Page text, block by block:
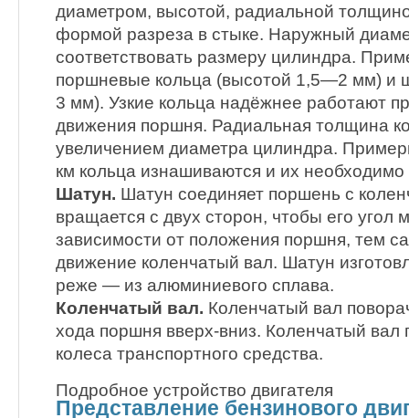
диаметром, высотой, радиальной
формой разреза в стыке. Наружный
соответствовать размеру цилиндра.
поршневые кольца (высотой 1,5—2 мм) и
3 мм). Узкие кольца надёжнее работают
движения поршня. Радиальная толщина
увеличением диаметра цилиндра.
км кольца изнашиваются и их необходимо
Шатун. Шатун соединяет поршень с
вращается с двух сторон, чтобы его угол
зависимости от положения поршня, тем
движение коленчатый вал. Шатун
реже — из алюминиевого сплава.
Коленчатый вал. Коленчатый вал
хода поршня вверх-вниз. Коленчатый вал
колеса транспортного средства.
Подробное устройство двигателя
Представление бензинового